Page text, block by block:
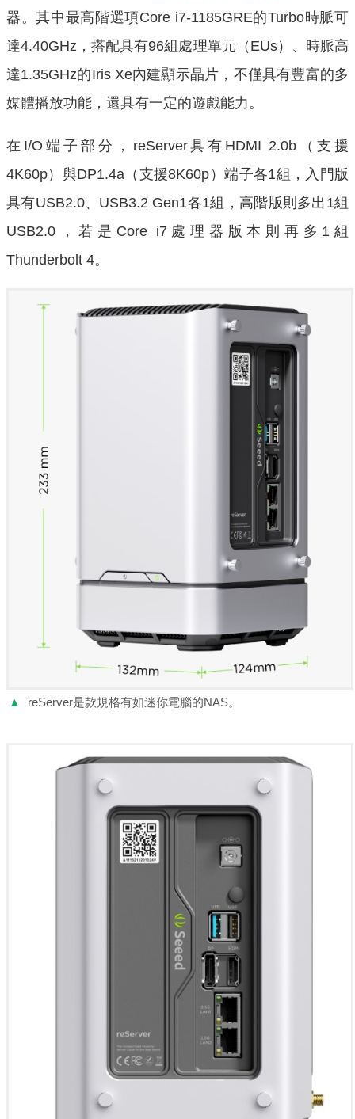
器。其中最高階選項Core i7-1185GRE的Turbo時脈可
達4.40GHz，搭配具有96組處理單元（EUs）、時脈高
達1.35GHz的Iris Xe內建顯示晶片，不僅具有豐富的多
媒體播放功能，還具有一定的遊戲能力。
在I/O端子部分，reServer具有HDMI 2.0b（支援
4K60p）與DP1.4a（支援8K60p）端子各1組，入門版
具有USB2.0、USB3.2 Gen1各1組，高階版則多出1組
USB2.0，若是Core i7處理器版本則再多1組
Thunderbolt 4。
▲ reServer是款規格有如迷你電腦的NAS。